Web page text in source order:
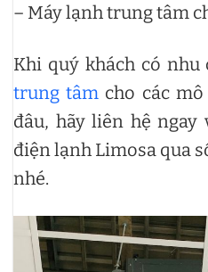
– Máy lạnh trung tâm
Khi quý khách có
trung tâm cho các
đâu, hãy liên hệ ngay
điện lạnh Limosa qua
nhé.